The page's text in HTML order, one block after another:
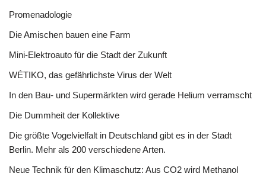
Promenadologie
Die Amischen bauen eine Farm
Mini-Elektroauto für die Stadt der Zukunft
WÉTIKO, das gefährlichste Virus der Welt
In den Bau- und Supermärkten wird gerade Helium verramscht
Die Dummheit der Kollektive
Die größte Vogelvielfalt in Deutschland gibt es in der Stadt
Berlin. Mehr als 200 verschiedene Arten.
Neue Technik für den Klimaschutz: Aus CO2 wird Methanol